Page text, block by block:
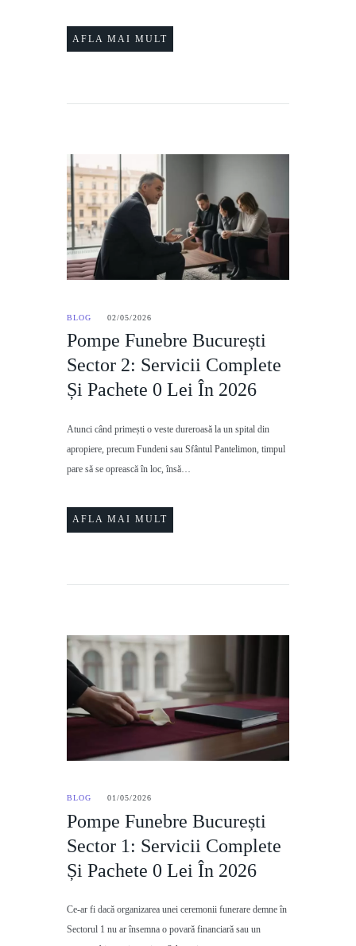
AFLA MAI MULT
BLOG 02/05/2026
Pompe Funebre București
Sector 2: Servicii Complete
Și Pachete 0 Lei În 2026
Atunci când primești o veste dureroasă la un spital din
apropiere, precum Fundeni sau Sfântul Pantelimon, timpul
pare să se oprească în loc, însă…
AFLA MAI MULT
BLOG 01/05/2026
Pompe Funebre București
Sector 1: Servicii Complete
Și Pachete 0 Lei În 2026
Ce-ar fi dacă organizarea unei ceremonii funerare demne în
Sectorul 1 nu ar însemna o povară financiară sau un